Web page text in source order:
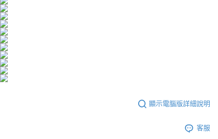
顯示電腦版詳細說明
客服